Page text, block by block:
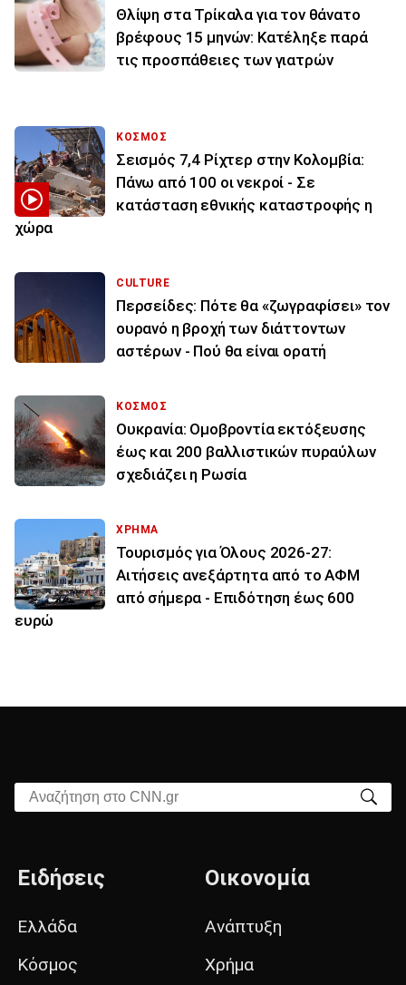
Θλίψη στα Τρίκαλα για τον θάνατο
βρέφους 15 μηνών: Κατέληξε παρά
τις προσπάθειες των γιατρών
ΚΟΣΜΟΣ
Σεισμός 7,4 Ρίχτερ στην Κολομβία:
Πάνω από 100 οι νεκροί - Σε
κατάσταση εθνικής καταστροφής η
χώρα
CULTURE
Περσείδες: Πότε θα «ζωγραφίσει» τον
ουρανό η βροχή των διάττοντων
αστέρων - Πού θα είναι ορατή
ΚΟΣΜΟΣ
Ουκρανία: Ομοβροντία εκτόξευσης
έως και 200 βαλλιστικών πυραύλων
σχεδιάζει η Ρωσία
ΧΡΗΜΑ
Τουρισμός για Όλους 2026-27:
Αιτήσεις ανεξάρτητα από το ΑΦΜ
από σήμερα - Επιδότηση έως 600
ευρώ
Αναζήτηση στο CNN.gr
Ειδήσεις
Ελλάδα
Κόσμος
Οικονομία
Ανάπτυξη
Χρήμα